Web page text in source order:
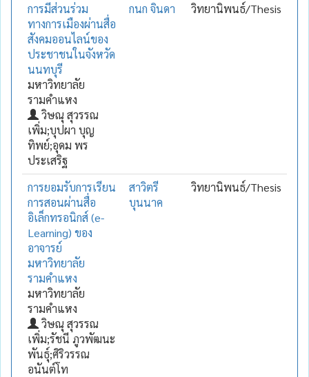
การมีส่วนร่วม
ทางการเมืองผ่านสื่อ
สังคมออนไลน์ของ
ประชาชนในจังหวัด
นนทบุรี
มหาวิทยาลัย
รามคำแหง
วิษณุ สุวรรณ
เพิ่ม;บุปผา บุญ
ทิพย์;อุดม พร
ประเสริฐ
กนก จินดา วิทยานิพนธ์/Thesis
การยอมรับการเรียน
การสอนผ่านสื่อ
อิเล็กทรอนิกส์ (e-
Learning) ของ
อาจารย์
มหาวิทยาลัย
รามคำแหง
มหาวิทยาลัย
รามคำแหง
วิษณุ สุวรรณ
เพิ่ม;รัชนี ภูวพัฒนะ
พันธุ์;ศิริวรรณ
อนันต์โท
สาวิตรี
บุนนาค
วิทยานิพนธ์/Thesis